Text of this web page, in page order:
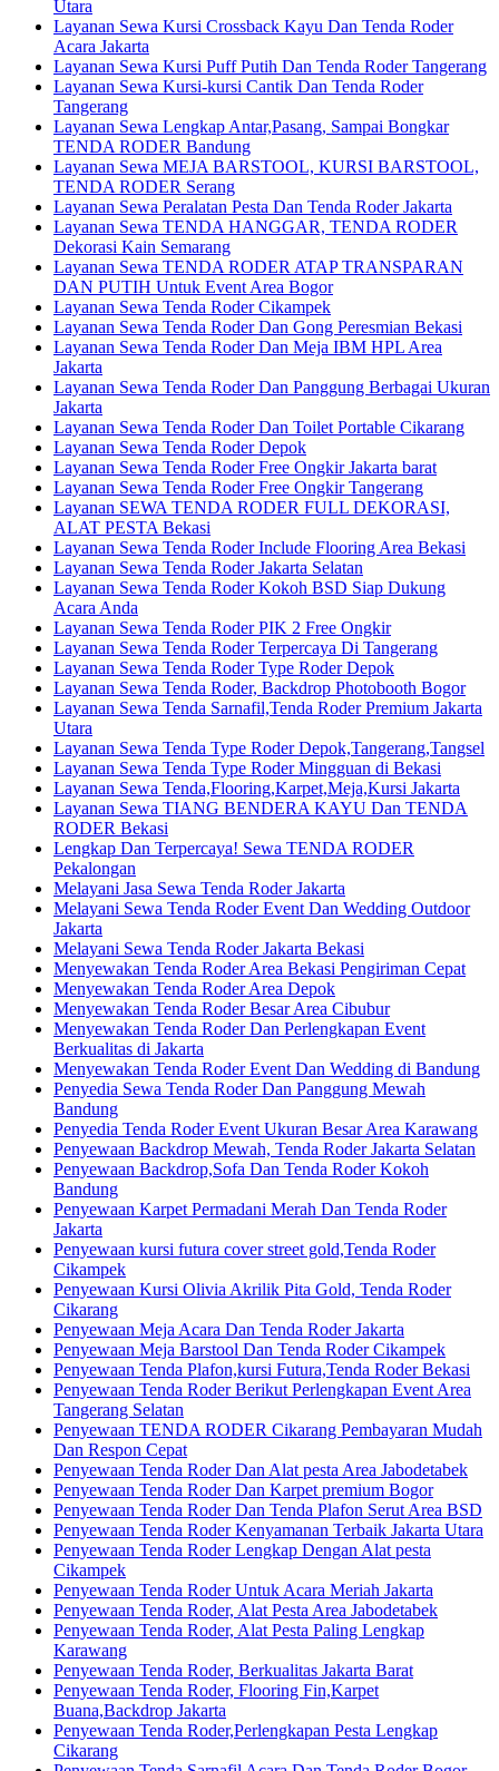
Utara
Layanan Sewa Kursi Crossback Kayu Dan Tenda Roder
Acara Jakarta
Layanan Sewa Kursi Puff Putih Dan Tenda Roder Tangerang
Layanan Sewa Kursi-kursi Cantik Dan Tenda Roder
Tangerang
Layanan Sewa Lengkap Antar,Pasang, Sampai Bongkar
TENDA RODER Bandung
Layanan Sewa MEJA BARSTOOL, KURSI BARSTOOL,
TENDA RODER Serang
Layanan Sewa Peralatan Pesta Dan Tenda Roder Jakarta
Layanan Sewa TENDA HANGGAR, TENDA RODER
Dekorasi Kain Semarang
Layanan Sewa TENDA RODER ATAP TRANSPARAN
DAN PUTIH Untuk Event Area Bogor
Layanan Sewa Tenda Roder Cikampek
Layanan Sewa Tenda Roder Dan Gong Peresmian Bekasi
Layanan Sewa Tenda Roder Dan Meja IBM HPL Area
Jakarta
Layanan Sewa Tenda Roder Dan Panggung Berbagai Ukuran
Jakarta
Layanan Sewa Tenda Roder Dan Toilet Portable Cikarang
Layanan Sewa Tenda Roder Depok
Layanan Sewa Tenda Roder Free Ongkir Jakarta barat
Layanan Sewa Tenda Roder Free Ongkir Tangerang
Layanan SEWA TENDA RODER FULL DEKORASI,
ALAT PESTA Bekasi
Layanan Sewa Tenda Roder Include Flooring Area Bekasi
Layanan Sewa Tenda Roder Jakarta Selatan
Layanan Sewa Tenda Roder Kokoh BSD Siap Dukung
Acara Anda
Layanan Sewa Tenda Roder PIK 2 Free Ongkir
Layanan Sewa Tenda Roder Terpercaya Di Tangerang
Layanan Sewa Tenda Roder Type Roder Depok
Layanan Sewa Tenda Roder, Backdrop Photobooth Bogor
Layanan Sewa Tenda Sarnafil,Tenda Roder Premium Jakarta
Utara
Layanan Sewa Tenda Type Roder Depok,Tangerang,Tangsel
Layanan Sewa Tenda Type Roder Mingguan di Bekasi
Layanan Sewa Tenda,Flooring,Karpet,Meja,Kursi Jakarta
Layanan Sewa TIANG BENDERA KAYU Dan TENDA
RODER Bekasi
Lengkap Dan Terpercaya! Sewa TENDA RODER
Pekalongan
Melayani Jasa Sewa Tenda Roder Jakarta
Melayani Sewa Tenda Roder Event Dan Wedding Outdoor
Jakarta
Melayani Sewa Tenda Roder Jakarta Bekasi
Menyewakan Tenda Roder Area Bekasi Pengiriman Cepat
Menyewakan Tenda Roder Area Depok
Menyewakan Tenda Roder Besar Area Cibubur
Menyewakan Tenda Roder Dan Perlengkapan Event
Berkualitas di Jakarta
Menyewakan Tenda Roder Event Dan Wedding di Bandung
Penyedia Sewa Tenda Roder Dan Panggung Mewah
Bandung
Penyedia Tenda Roder Event Ukuran Besar Area Karawang
Penyewaan Backdrop Mewah, Tenda Roder Jakarta Selatan
Penyewaan Backdrop,Sofa Dan Tenda Roder Kokoh
Bandung
Penyewaan Karpet Permadani Merah Dan Tenda Roder
Jakarta
Penyewaan kursi futura cover street gold,Tenda Roder
Cikampek
Penyewaan Kursi Olivia Akrilik Pita Gold, Tenda Roder
Cikarang
Penyewaan Meja Acara Dan Tenda Roder Jakarta
Penyewaan Meja Barstool Dan Tenda Roder Cikampek
Penyewaan Tenda Plafon,kursi Futura,Tenda Roder Bekasi
Penyewaan Tenda Roder Berikut Perlengkapan Event Area
Tangerang Selatan
Penyewaan TENDA RODER Cikarang Pembayaran Mudah
Dan Respon Cepat
Penyewaan Tenda Roder Dan Alat pesta Area Jabodetabek
Penyewaan Tenda Roder Dan Karpet premium Bogor
Penyewaan Tenda Roder Dan Tenda Plafon Serut Area BSD
Penyewaan Tenda Roder Kenyamanan Terbaik Jakarta Utara
Penyewaan Tenda Roder Lengkap Dengan Alat pesta
Cikampek
Penyewaan Tenda Roder Untuk Acara Meriah Jakarta
Penyewaan Tenda Roder, Alat Pesta Area Jabodetabek
Penyewaan Tenda Roder, Alat Pesta Paling Lengkap
Karawang
Penyewaan Tenda Roder, Berkualitas Jakarta Barat
Penyewaan Tenda Roder, Flooring Fin,Karpet
Buana,Backdrop Jakarta
Penyewaan Tenda Roder,Perlengkapan Pesta Lengkap
Cikarang